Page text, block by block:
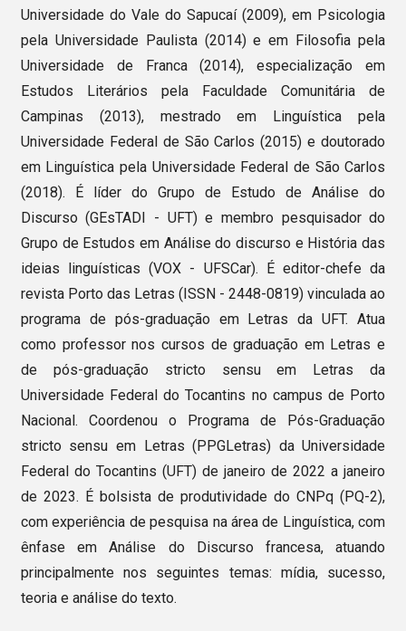
Universidade do Vale do Sapucaí (2009), em Psicologia
pela Universidade Paulista (2014) e em Filosofia pela
Universidade de Franca (2014), especialização em
Estudos Literários pela Faculdade Comunitária de
Campinas (2013), mestrado em Linguística pela
Universidade Federal de São Carlos (2015) e doutorado
em Linguística pela Universidade Federal de São Carlos
(2018). É líder do Grupo de Estudo de Análise do
Discurso (GEsTADI - UFT) e membro pesquisador do
Grupo de Estudos em Análise do discurso e História das
ideias linguísticas (VOX - UFSCar). É editor-chefe da
revista Porto das Letras (ISSN - 2448-0819) vinculada ao
programa de pós-graduação em Letras da UFT. Atua
como professor nos cursos de graduação em Letras e
de pós-graduação stricto sensu em Letras da
Universidade Federal do Tocantins no campus de Porto
Nacional. Coordenou o Programa de Pós-Graduação
stricto sensu em Letras (PPGLetras) da Universidade
Federal do Tocantins (UFT) de janeiro de 2022 a janeiro
de 2023. É bolsista de produtividade do CNPq (PQ-2),
com experiência de pesquisa na área de Linguística, com
ênfase em Análise do Discurso francesa, atuando
principalmente nos seguintes temas: mídia, sucesso,
teoria e análise do texto.